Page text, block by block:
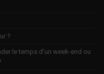
?
le temps d’un week-end ou